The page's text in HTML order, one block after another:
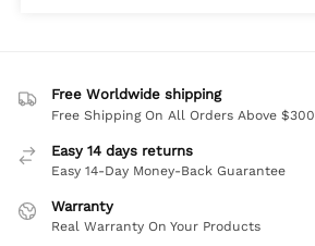
Free Worldwide shipping
Free Shipping On All Orders Above $300
Easy 14 days returns
Easy 14-Day Money-Back Guarantee
Warranty
Real Warranty On Your Products